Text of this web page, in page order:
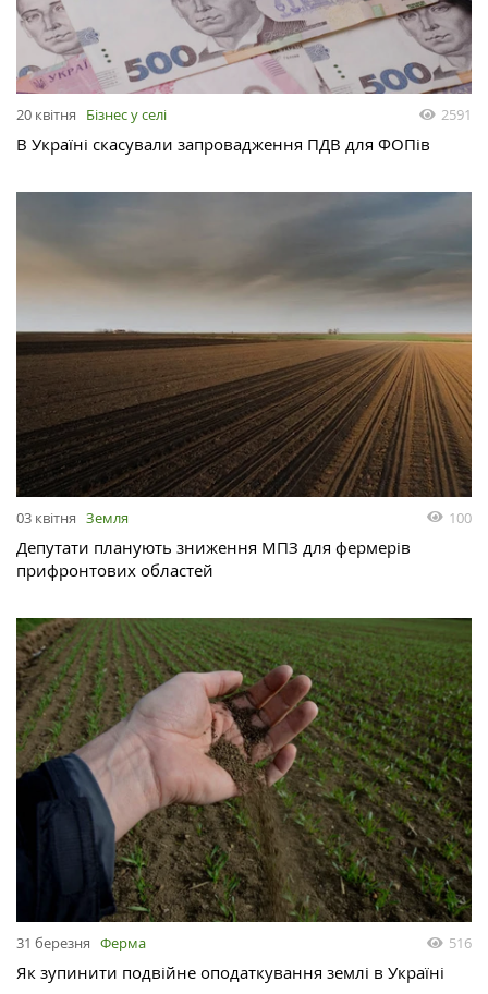
20 квітня Бізнес у селі 2591
В Україні скасували запровадження ПДВ для ФОПів
03 квітня Земля 100
Депутати планують зниження МПЗ для фермерів
прифронтових областей
31 березня Ферма 516
Як зупинити подвійне оподаткування землі в Україні